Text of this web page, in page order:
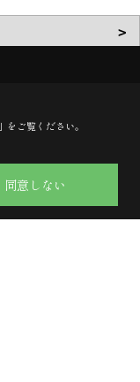
」をご覧ください。
同意しない